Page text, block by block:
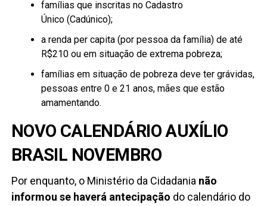
famílias que inscritas no Cadastro
Único (Cadúnico);
a renda per capita (por pessoa da família) de até
R$210 ou em situação de extrema pobreza;
famílias em situação de pobreza deve ter grávidas,
pessoas entre 0 e 21 anos, mães que estão
amamentando.
NOVO CALENDÁRIO AUXÍLIO
BRASIL NOVEMBRO
Por enquanto, o Ministério da Cidadania não
informou se haverá antecipação do calendário do